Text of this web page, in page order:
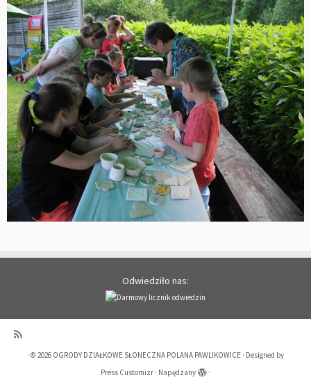
Odwiedziło nas:
· © 2026 OGRODY DZIAŁKOWE SŁONECZNA POLANA PAWLIKOWICE · Designed by
Press Customizr · Napędzany ·